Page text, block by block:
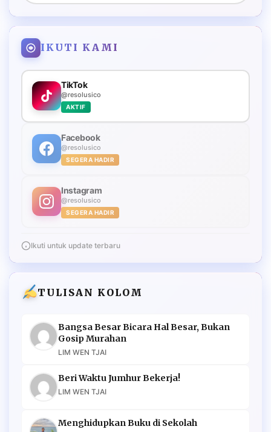
IKUTI KAMI
TikTok
@resolusico
AKTIF
Facebook
@resolusico
SEGERA HADIR
Instagram
@resolusico
SEGERA HADIR
Ikuti untuk update terbaru
TULISAN KOLOM
Bangsa Besar Bicara Hal Besar, Bukan
Gosip Murahan
LIM WEN TJAI
Beri Waktu Jumhur Bekerja!
LIM WEN TJAI
Menghidupkan Buku di Sekolah